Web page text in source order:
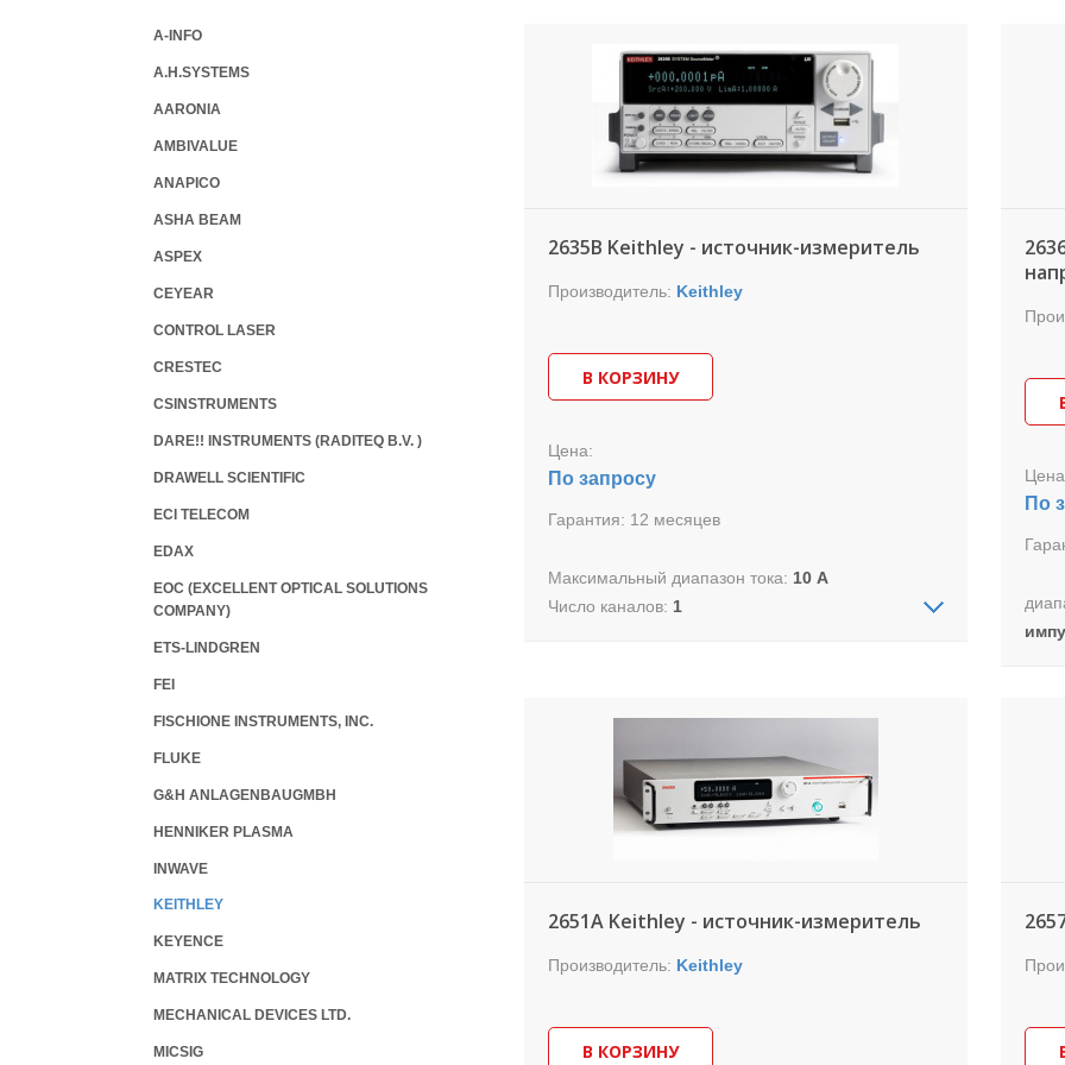
2635B Keithley - источник-измеритель
Производитель: Keithley
В КОРЗИНУ
Цена:
По запросу
Гарантия: 12 месяцев
Максимальный диапазон тока: 10 А
Число каналов: 1
Электропитание:200 Вт
По
ток
что
2651A Keithley - источник-измеритель
Производитель: Keithley
В КОРЗИНУ
A-INFO
A.H.SYSTEMS
AARONIA
AMBIVALUE
ANAPICO
ASHA BEAM
ASPEX
CEYEAR
CONTROL LASER
CRESTEC
CSINSTRUMENTS
DARE!! INSTRUMENTS (RADITEQ B.V. )
DRAWELL SCIENTIFIC
ECI TELECOM
EDAX
EOC (EXCELLENT OPTICAL SOLUTIONS
COMPANY)
ETS-LINDGREN
FEI
FISCHIONE INSTRUMENTS, INC.
FLUKE
G&H ANLAGENBAUGMBH
HENNIKER PLASMA
INWAVE
KEITHLEY
KEYENCE
MATRIX TECHNOLOGY
MECHANICAL DEVICES LTD.
MICSIG